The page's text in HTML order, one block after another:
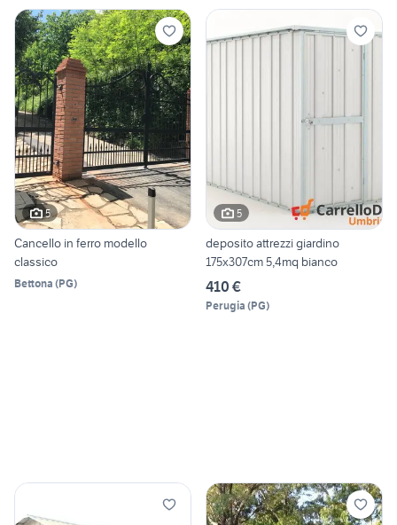
5
Cancello in ferro modello
classico
Bettona (PG)
5
deposito attrezzi giardino
175x307cm 5,4mq bianco
410 €
Perugia (PG)